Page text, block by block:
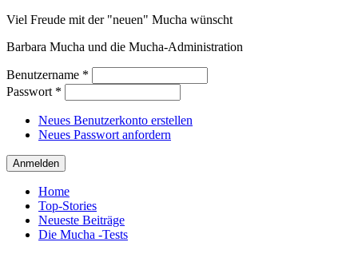
Viel Freude mit der "neuen" Mucha wünscht
Barbara Mucha und die Mucha-Administration
Benutzername *
Passwort *
Neues Benutzerkonto erstellen
Neues Passwort anfordern
Home
Top-Stories
Neueste Beiträge
Die Mucha -Tests